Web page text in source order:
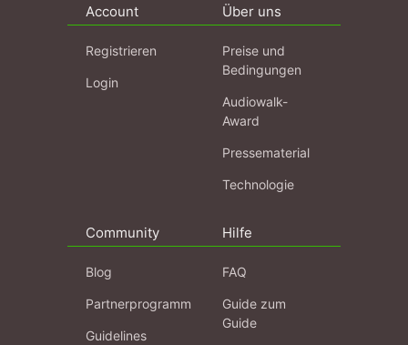
Account
Registrieren
Login
Über uns
Preise und
Bedingungen
Audiowalk-
Award
Pressematerial
Technologie
Community
Blog
Partnerprogramm
Guidelines
Hilfe
FAQ
Guide zum
Guide